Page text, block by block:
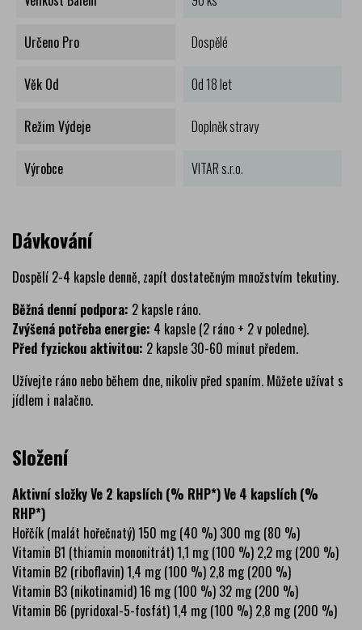
Určeno Pro Dospělé
Věk Od Od 18 let
Režim Výdeje Doplněk stravy
Výrobce VITAR s.r.o.
Dávkování
Dospělí 2-4 kapsle denně, zapít dostatečným množstvím tekutiny.
Běžná denní podpora: 2 kapsle ráno.
Zvýšená potřeba energie: 4 kapsle (2 ráno + 2 v poledne).
Před fyzickou aktivitou: 2 kapsle 30-60 minut předem.
Užívejte ráno nebo během dne, nikoliv před spaním. Můžete užívat s
jídlem i nalačno.
Složení
Aktivní složky Ve 2 kapslích (% RHP*) Ve 4 kapslích (%
RHP*)
Hořčík (malát hořečnatý) 150 mg (40 %) 300 mg (80 %)
Vitamin B1 (thiamin mononitrát) 1,1 mg (100 %) 2,2 mg (200 %)
Vitamin B2 (riboflavin) 1,4 mg (100 %) 2,8 mg (200 %)
Vitamin B3 (nikotinamid) 16 mg (100 %) 32 mg (200 %)
Vitamin B6 (pyridoxal-5-fosfát) 1,4 mg (100 %) 2,8 mg (200 %)